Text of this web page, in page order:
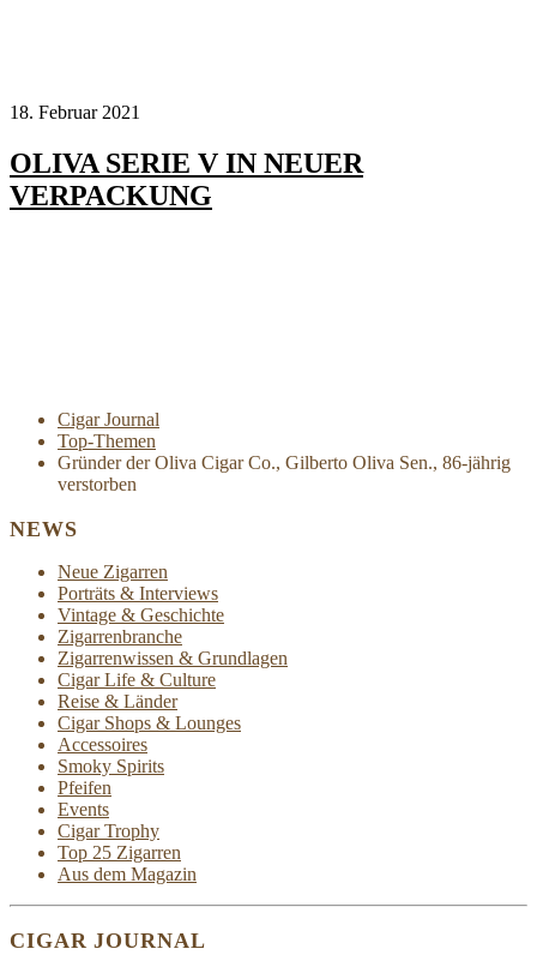
18. Februar 2021
OLIVA SERIE V IN NEUER
VERPACKUNG
Cigar Journal
Top-Themen
Gründer der Oliva Cigar Co., Gilberto Oliva Sen., 86-jährig
verstorben
NEWS
Neue Zigarren
Porträts & Interviews
Vintage & Geschichte
Zigarrenbranche
Zigarrenwissen & Grundlagen
Cigar Life & Culture
Reise & Länder
Cigar Shops & Lounges
Accessoires
Smoky Spirits
Pfeifen
Events
Cigar Trophy
Top 25 Zigarren
Aus dem Magazin
CIGAR JOURNAL